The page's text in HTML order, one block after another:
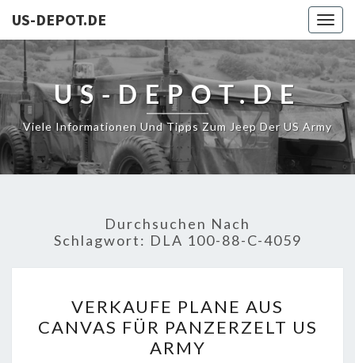
US-DEPOT.DE
US-DEPOT.DE
Viele Informationen Und Tipps Zum Jeep Der US Army
Durchsuchen Nach
Schlagwort: DLA 100-88-C-4059
PLANE
AUS
CANVAS
VERKAUFE PLANE AUS
CANVAS FÜR PANZERZELT US
ARMY